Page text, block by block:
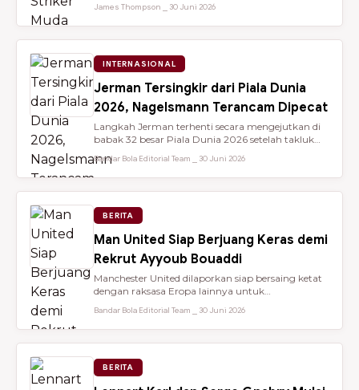
James Thompson ⎯ 30 Juni 2026
INTERNASIONAL
Jerman Tersingkir dari Piala Dunia
2026, Nagelsmann Terancam Dipecat
Langkah Jerman terhenti secara mengejutkan di
babak 32 besar Piala Dunia 2026 setelah takluk
Bandar Bola Editorial Team ⎯ 30 Juni 2026
BERITA
Man United Siap Berjuang Keras demi
Rekrut Ayyoub Bouaddi
Manchester United dilaporkan siap bersaing ketat
dengan raksasa Eropa lainnya untuk
Bandar Bola Editorial Team ⎯ 30 Juni 2026
BERITA